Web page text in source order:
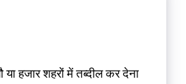
हजार शहरों में तब्दील कर देना